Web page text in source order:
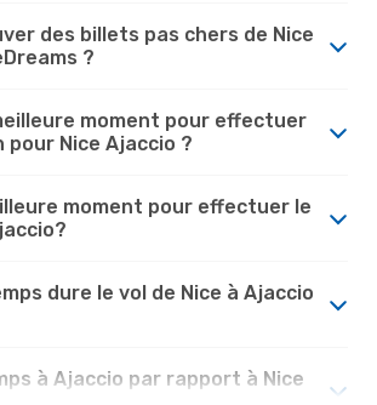
des billets pas chers de Nice
?
moment pour effectuer
Nice Ajaccio ?
moment pour effectuer le
dure le vol de Nice à Ajaccio
à Ajaccio par rapport à Nice